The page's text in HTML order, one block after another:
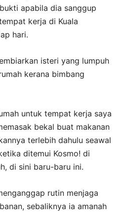
apabila dia sanggup
kerja di Kuala
hari.
isteri yang lumpuh
kerana bimbang
untuk tempat kerja saya
bekal buat makanan
terlebih dahulu seawal
ditemui Kosmo! di
di sini baru-baru ini.
rutin menjaga
sebaliknya ia amanah